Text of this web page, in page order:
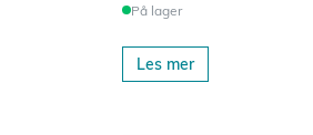
På lager
Les mer